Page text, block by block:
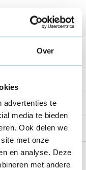
Over
advertenties te
media te bieden
Ook delen we
met onze
en analyse. Deze
met andere
1.5 Meter
Bekijk alle specificaties